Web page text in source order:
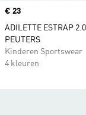
Price
€ 23
ADILETTE ESTRAP
PEUTERS
Kinderen Sportswear
4 kleuren